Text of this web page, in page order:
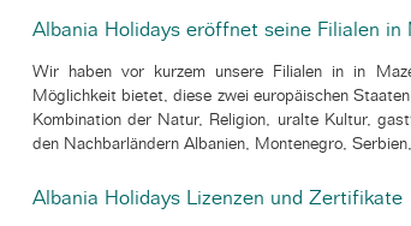
Albania Holidays eröffnet seine Filialen in
Wir haben vor kurzem unsere Filialen in in
Möglichkeit bietet, diese zwei europäischen
Kombination der Natur, Religion, uralte Kultur,
den Nachbarländern Albanien, Montenegro,
Albania Holidays Lizenzen und Zertifikate